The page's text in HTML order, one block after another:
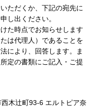
ただくか、下記の宛先に
し出ください。
た時点でお知らせします
は代理人）であることを
により、回答します。ま
定の書類にご記入・ご提
木辻町93-6 エルトピア奈